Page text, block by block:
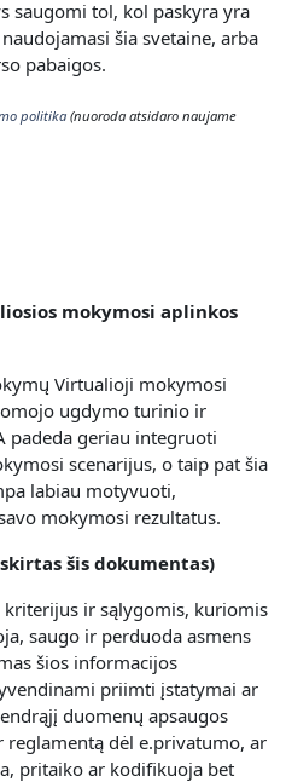
saugomi tol, kol paskyra yra
šia svetaine, arba
pabaigos.
politika (nuoroda atsidaro naujame
mokymosi aplinkos
Virtualioji mokymosi
ugdymo turinio ir
padeda geriau integruoti
scenarijus, o taip pat šia
labiau motyvuoti,
mokymosi rezultatus.
šis dokumentas)
ir sąlygomis, kuriomis
saugo ir perduoda asmens
šios informacijos
priimti įstatymai ar
duomenų apsaugos
reglamentą dėl e.privatumo, ar
pritaiko ar kodifikuoja bet